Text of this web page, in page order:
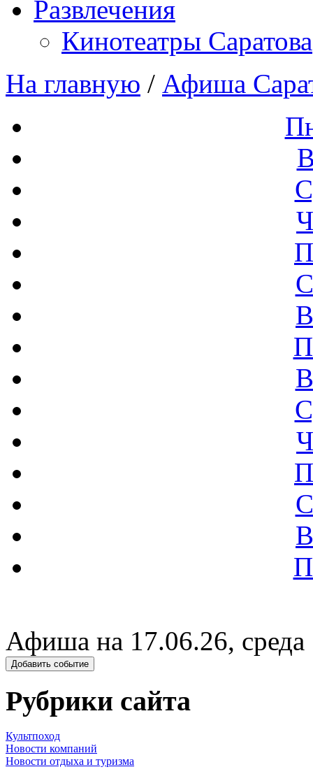
Развлечения
Кинотеатры Саратова
На главную / Афиша
Афиша на 17.06.26, среда
Добавить событие
Рубрики сайта
Культпоход
Новости компаний
Новости отдыха и туризма